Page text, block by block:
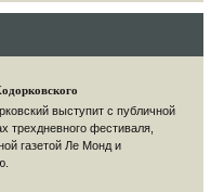
выступит с публичной
трехдневного фестиваля,
газетой Ле Монд и